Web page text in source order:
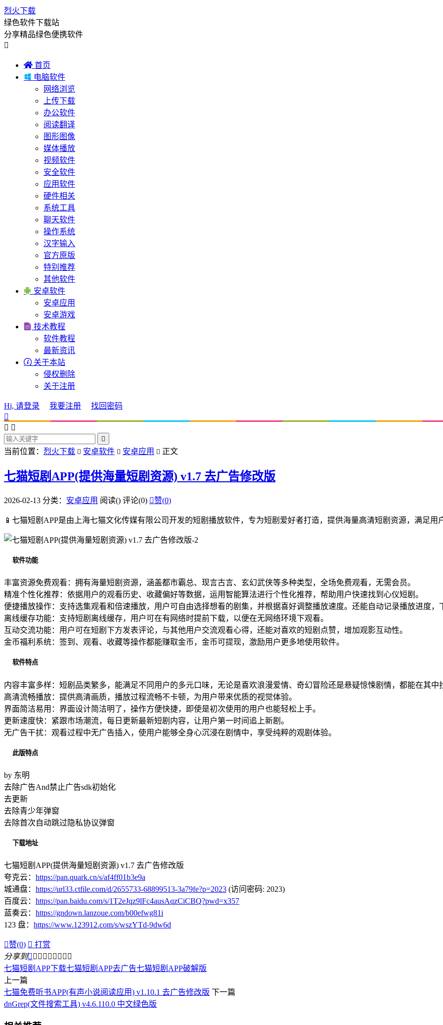
烈火下载
绿色软件下载站
分享精品绿色便携软件

 首页
 电脑软件
网络浏览
上传下载
办公软件
阅读翻译
图形图像
媒体播放
视频软件
安全软件
应用软件
硬件相关
系统工具
聊天软件
操作系统
汉字输入
官方原版
特别推荐
其他软件
 安卓软件
安卓应用
安卓游戏
 技术教程
软件教程
最新资讯
 关于本站
侵权删除
关于注册
Hi, 请登录 我要注册
找回密码

 

当前位置： 烈火下载  安卓软件  安卓应用  正文
七猫短剧APP(提供海量短剧资源) v1.7 去广告修改版
2026-02-13 分类： 安卓应用 阅读() 评论(0) 赞(0)
📱七猫短剧APP是由上海七猫文化传媒有限公司开发的短剧播放软件，专为短剧爱好者打造，提供海量高清短剧资源，满足用
软件功能
丰富资源免费观看：拥有海量短剧资源，涵盖都市霸总、现言古言、玄幻武侠等多种类型，全场免费观看，无需会员。
精准个性化推荐：依据用户的观看历史、收藏偏好等数据，运用智能算法进行个性化推荐，帮助用户快速找到心仪短剧。
便捷播放操作：支持选集观看和倍速播放，用户可自由选择想看的剧集，并根据喜好调整播放速度。还能自动记录播放进度，
离线缓存功能：支持短剧离线缓存，用户可在有网络时提前下载，以便在无网络环境下观看。
互动交流功能：用户可在短剧下方发表评论，与其他用户交流观看心得，还能对喜欢的短剧点赞，增加观影互动性。
金币福利系统：签到、观看、收藏等操作都能赚取金币，金币可提现，激励用户更多地使用软件。
软件特点
内容丰富多样：短剧品类繁多，能满足不同用户的多元口味，无论是喜欢浪漫爱情、奇幻冒险还是悬疑惊悚剧情，都能在其中
高清流畅播放：提供高清画质，播放过程流畅不卡顿，为用户带来优质的视觉体验。
界面简洁易用：界面设计简洁明了，操作方便快捷，即使是初次使用的用户也能轻松上手。
更新速度快：紧跟市场潮流，每日更新最新短剧内容，让用户第一时间追上新剧。
无广告干扰：观看过程中无广告插入，使用户能够全身心沉浸在剧情中，享受纯粹的观剧体验。
此版特点
by 东明
去除广告And禁止广告sdk初始化
去更新
去除青少年弹窗
去除首次自动跳过隐私协议弹窗
下载地址
七猫短剧APP(提供海量短剧资源) v1.7 去广告修改版
夸克云： https://pan.quark.cn/s/af4ff01b3e9a
城通盘： https://url33.ctfile.com/d/2655733-68899513-3a79fe?p=2023 (访问密码: 2023)
百度云： https://pan.baidu.com/s/1T2eJqz9lFc4ausAqzCiCBQ?pwd=x357
蓝奏云： https://gndown.lanzoue.com/b00efwg81i
123 盘： https://www.123912.com/s/wszYTd-9dw6d
赞(0)  打赏
分享到        
七猫短剧APP下载七猫短剧APP去广告七猫短剧APP破解版
上一篇
七猫免费听书APP(有声小说阅读应用) v1.10.1 去广告修改版 下一篇
dnGrep(文件搜索工具) v4.6.110.0 中文绿色版